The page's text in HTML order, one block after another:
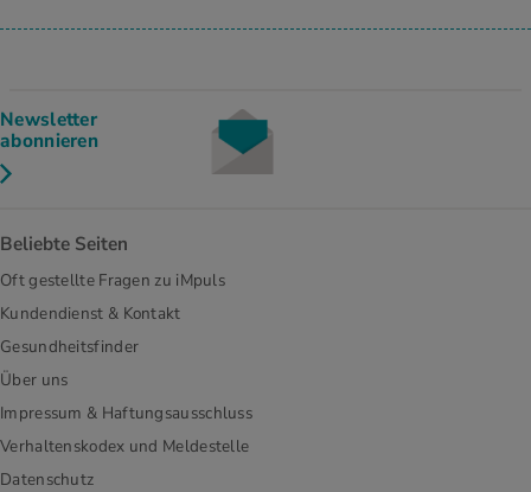
Newsletter
abonnieren
Beliebte Seiten
Oft gestellte Fragen zu iMpuls
Kundendienst & Kontakt
Gesundheitsfinder
Über uns
Impressum & Haftungsausschluss
Verhaltenskodex und Meldestelle
Datenschutz